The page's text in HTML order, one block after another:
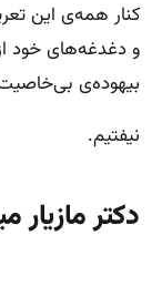
کنار همه‌ی این
و دغدغه‌های خود
بیهوده‌ی
نیفتیم.
دکتر